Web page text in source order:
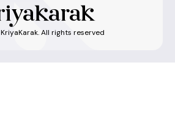
KriyaKarak. All rights reserved